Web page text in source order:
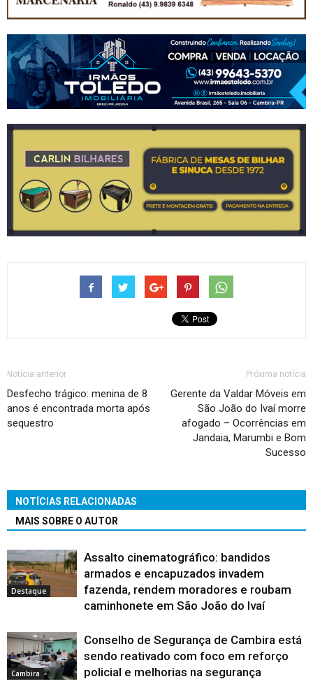
Notícia anterior
Desfecho trágico: menina de 8
anos é encontrada morta após
sequestro
Próxima notícia
Gerente da Valdar Móveis em
São João do Ivaí morre
afogado – Ocorrências em
Jandaia, Marumbi e Bom
Sucesso
NOTÍCIAS RELACIONADAS
MAIS SOBRE O AUTOR
Destaque
Assalto cinematográfico: bandidos
armados e encapuzados invadem
fazenda, rendem moradores e roubam
caminhonete em São João do Ivaí
Cambira
Conselho de Segurança de Cambira está
sendo reativado com foco em reforço
policial e melhorias na segurança